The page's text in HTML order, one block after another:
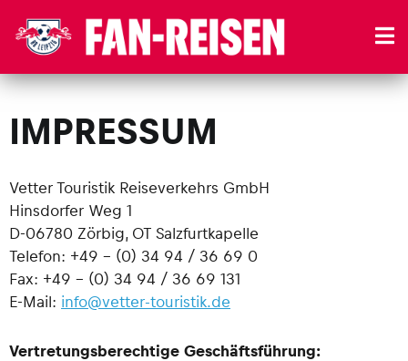
RBL-Reisen.de
IMPRESSUM
Vetter Touristik Reiseverkehrs GmbH
Hinsdorfer Weg 1
D-06780 Zörbig, OT Salzfurtkapelle
Telefon: +49 – (0) 34 94 / 36 69 0
Fax: +49 – (0) 34 94 / 36 69 131
E-Mail: info@vetter-touristik.de
Vertretungsberechtige Geschäftsführung: